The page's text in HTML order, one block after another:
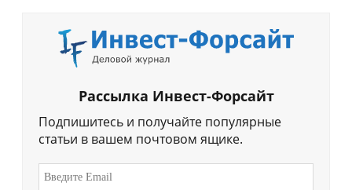
Рассылка Инвест-Форсайт
Подпишитесь и получайте популярные
статьи в вашем почтовом ящике.